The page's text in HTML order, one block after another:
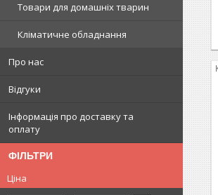
Товари для домашніх тварин
Кліматичне обладнання
Про нас
Відгуки
Інформація про доставку та
оплату
ФІЛЬТРИ
Ціна